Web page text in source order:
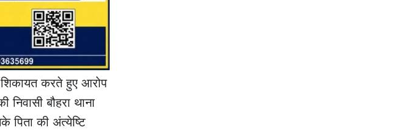
करते हुए आरोप
बौहरा थाना
पिता की अंत्येष्टि